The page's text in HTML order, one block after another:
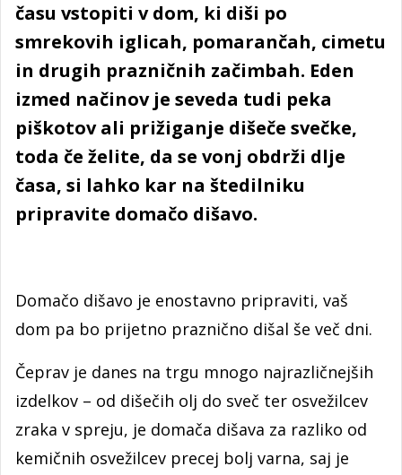
času vstopiti v dom, ki diši po
smrekovih iglicah, pomarančah, cimetu
in drugih prazničnih začimbah. Eden
izmed načinov je seveda tudi peka
piškotov ali prižiganje dišeče svečke,
toda če želite, da se vonj obdrži dlje
časa, si lahko kar na štedilniku
pripravite domačo dišavo.
Domačo dišavo je enostavno pripraviti, vaš
dom pa bo prijetno praznično dišal še več dni.
Čeprav je danes na trgu mnogo najrazličnejših
izdelkov – od dišečih olj do sveč ter osvežilcev
zraka v spreju, je domača dišava za razliko od
kemičnih osvežilcev precej bolj varna, saj je